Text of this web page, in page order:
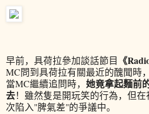
早前，具荷拉參加談話節目 《
MC問到具荷拉有關最近的醜聞時
當MC繼續追問時， 她竟拿起麵前
去！雖然隻是開玩笑的行為，但
次陷入"脾氣差"的爭議中。